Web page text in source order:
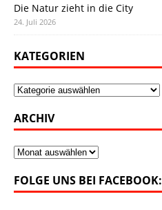
Die Natur zieht in die City
24. Juli 2026
KATEGORIEN
Kategorien
ARCHIV
Archiv
FOLGE UNS BEI FACEBOOK: